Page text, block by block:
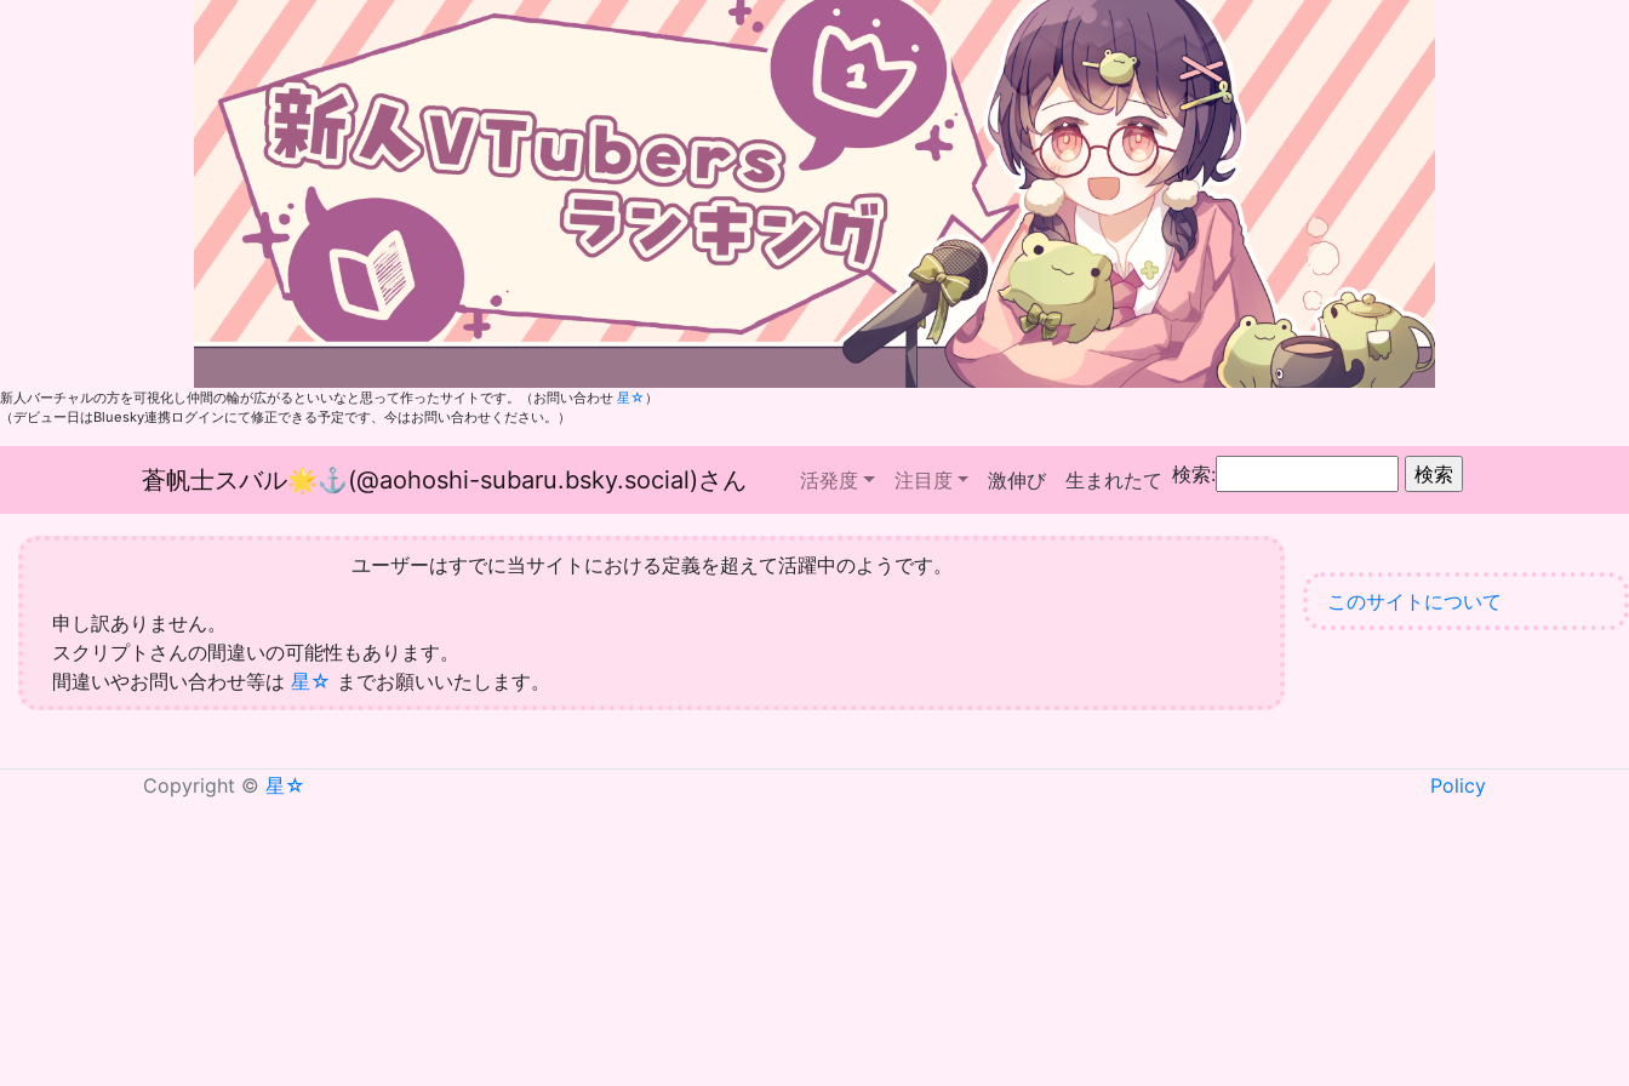
新人バーチャルの方を可視化し仲間の輪が広がるといいなと思って作ったサイトです。（お問い合わせ 星☆ ）
（デビュー日はBluesky連携ログインにて修正できる予定です、今はお問い合わせください。）
蒼帆士スバル🌟⚓(@aohoshi-subaru.bsky.social)さん 活発度 注目度 激伸び 生まれたて 検索:
ユーザーはすでに当サイトにおける定義を超えて活躍中のようです。
申し訳ありません。
スクリプトさんの間違いの可能性もあります。
間違いやお問い合わせ等は 星☆ までお願いいたします。
このサイトについて
Copyright © 星☆ Policy